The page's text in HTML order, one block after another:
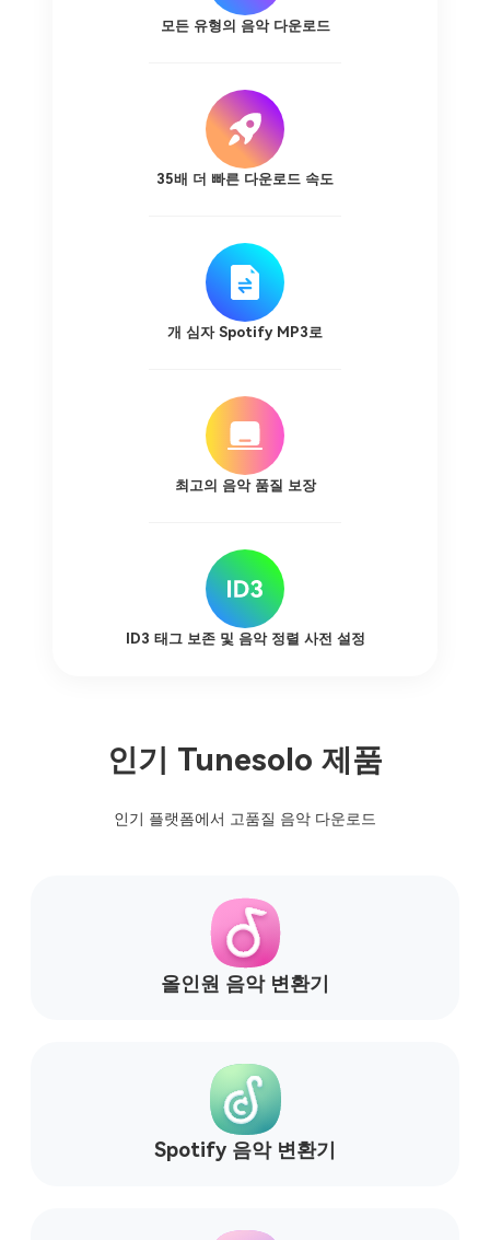
35배 더 빠른 다운로드 속도
개 심자 Spotify MP3로
최고의 음악 품질 보장
ID3 태그 보존 및 음악 정렬 사전 설정